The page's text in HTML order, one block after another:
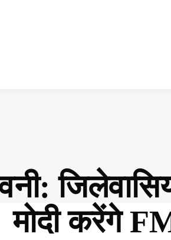
मोदी करेंगे